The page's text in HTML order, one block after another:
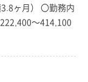
ヶ月） 〇勤務内
～414,100